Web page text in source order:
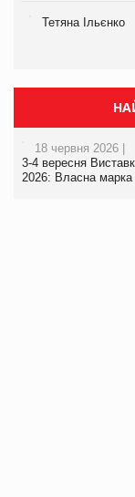
Тетяна Ільєнко
18 червня 2026 |
3-4 вересня
2026: Власна